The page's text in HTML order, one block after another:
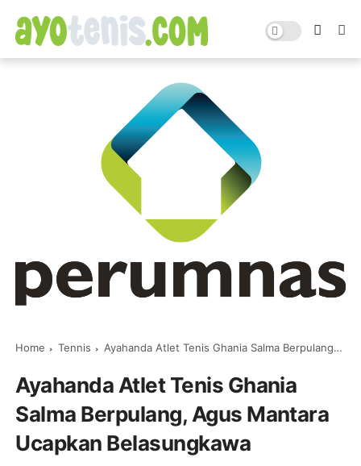
Home Tennis Ayahanda Atlet Tenis Ghania Salma Berpulang, Agus Mantara Ucapkan Belasungkawa
Ayahanda Atlet Tenis Ghania
Salma Berpulang, Agus Mantara
Ucapkan Belasungkawa